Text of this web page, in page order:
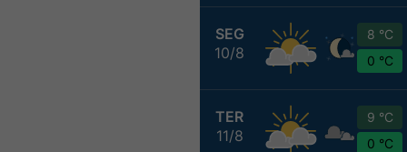
SEG
10/8
8 °C
0 °C
TER
11/8
9 °C
0 °C